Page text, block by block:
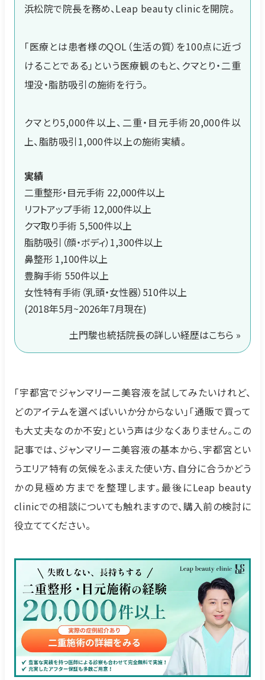
浜松院で院長を務め、Leap beauty clinicを開院。
「医療とは患者様のQOL（生活の質）を100点に近づ
けることである」という医療観のもと、クマとり・二重
埋没・脂肪吸引の施術を行う。
クマとり5,000件以上、二重・目元手術20,000件以
上、脂肪吸引1,000件以上の施術実績。
実績
二重整形・目元手術 22,000件以上
リフトアップ手術 12,000件以上
クマ取り手術 5,500件以上
脂肪吸引（顔・ボディ）1,300件以上
鼻整形 1,100件以上
豊胸手術 550件以上
女性特有手術（乳頭・女性器）510件以上
(2018年5月~2026年7月現在)
土門駿也統括院長の詳しい経歴はこちら »
「宇都宮でジャンマリーニ美容液を試してみたいけれど、
どのアイテムを選べばいいか分からない」「通販で買って
も大丈夫なのか不安」という声は少なくありません。この
記事では、ジャンマリーニ美容液の基本から、宇都宮とい
うエリア特有の気候をふまえた使い方、自分に合うかどう
かの見極め方までを整理します。最後にLeap beauty
clinicでの相談についても触れますので、購入前の検討に
役立ててください。